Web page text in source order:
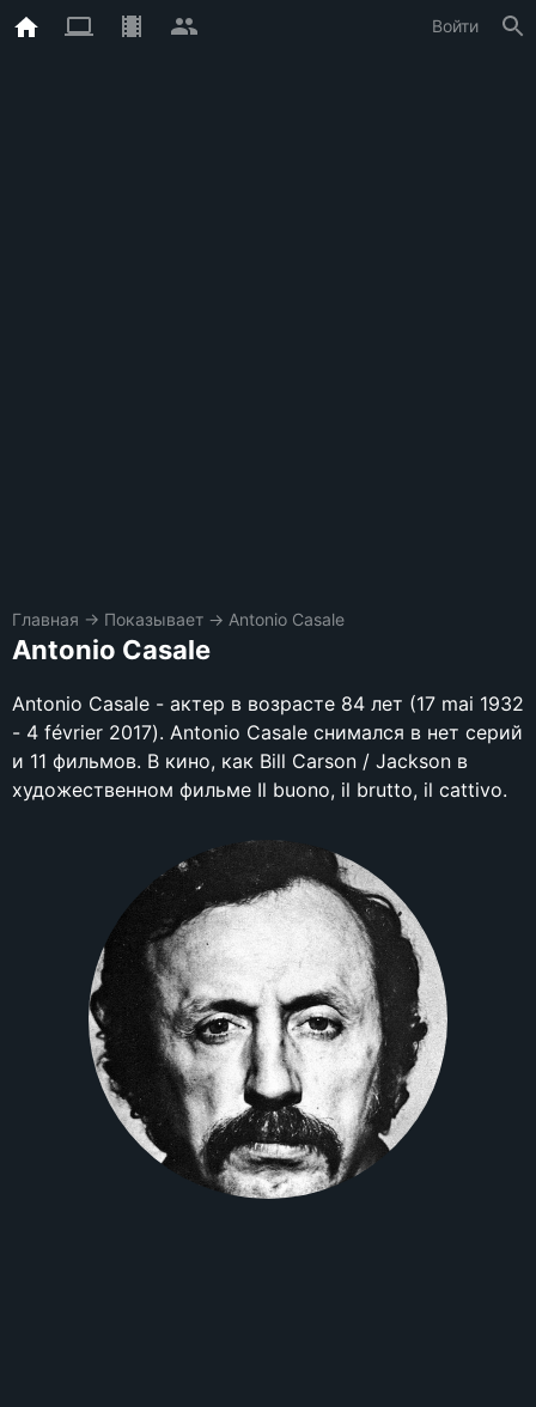
Войти
Главная → Показывает → Antonio Casale
Antonio Casale
Antonio Casale - актер в возрасте 84 лет (17 mai 1932
- 4 février 2017). Antonio Casale снимался в нет серий
и 11 фильмов. В кино, как Bill Carson / Jackson в
художественном фильме Il buono, il brutto, il cattivo.